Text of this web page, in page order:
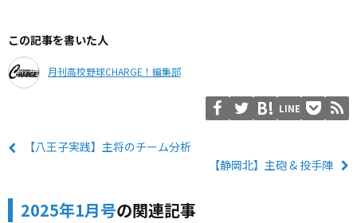
この記事を書いた人
月刊高校野球CHARGE！編集部
LINE
【八王子実践】主将のチーム分析
【静岡北】主砲 & 投手陣
2025年1月号の関連記事